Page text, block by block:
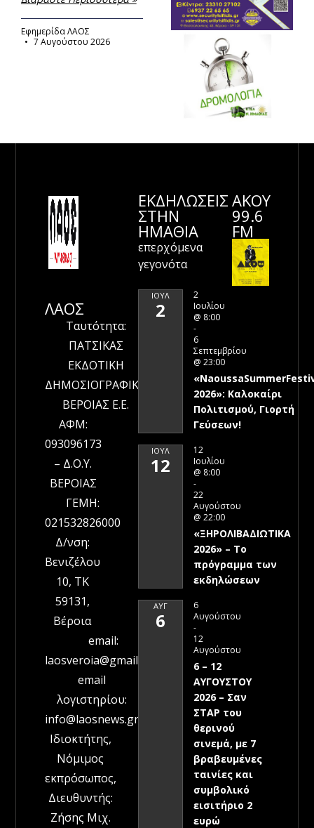
Εφημερίδα ΛΑΟΣ
7 Αυγούστου 2026
ΛΑΟΣ
Ταυτότητα:
ΠΑΤΣΙΚΑΣ
ΕΚΔΟΤΙΚΗ
ΔΗΜΟΣΙΟΓΡΑΦΙΚΗ
ΒΕΡΟΙΑΣ Ε.Ε.
ΑΦΜ:
093096173
– Δ.Ο.Υ.
ΒΕΡΟΙΑΣ
ΓΕΜΗ:
021532826000
Δ/νση:
Βενιζέλου
10, ΤΚ
59131,
Βέροια
email:
laosveroia@gmail.com
email
λογιστηρίου:
info@laosnews.gr
Ιδιοκτήτης,
Νόμιμος
εκπρόσωπος,
Διευθυντής:
Ζήσης Μιχ.
ΕΚΔΗΛΩΣΕΙΣ
ΣΤΗΝ
ΗΜΑΘΊΑ
επερχόμενα
γεγονότα
ΙΟΎΛ
2
2
Ιουλίου
@ 8:00
-
6
Σεπτεμβρίου
@ 23:00
2026»: Καλοκαίρι
Πολιτισμού, Γιορτή
Γεύσεων!
ΙΟΎΛ
12
12
Ιουλίου
@ 8:00
-
22
Αυγούστου
@ 22:00
«ΞΗΡΟΛΙΒΑΔΙΩΤΙΚΑ
2026» – To
πρόγραμμα των
εκδηλώσεων
ΑΥΓ
6
6
Αυγούστου
-
12
Αυγούστου
6 – 12
ΑΥΓΟΥΣΤΟΥ
2026 – Σαν
ΣΤΑΡ του
θερινού
σινεμά, με 7
βραβευμένες
ταινίες και
συμβολικό
εισιτήριο 2
ευρώ
ΑΚΟΥ
99.6
FM